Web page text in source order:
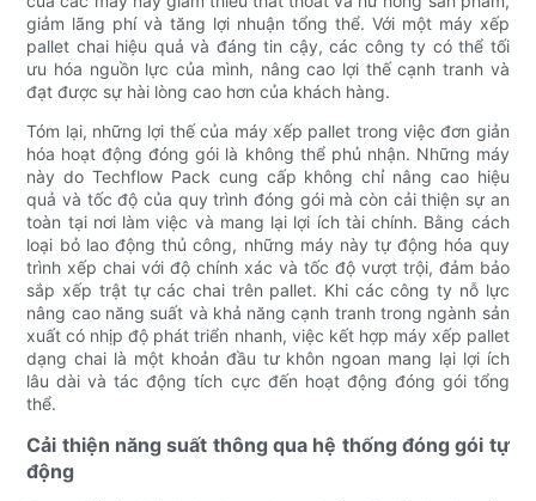
giảm lãng phí và tăng lợi nhuận tổng thể. Với một máy xếp
pallet chai hiệu quả và đáng tin cậy, các công ty có thể tối
ưu hóa nguồn lực của mình, nâng cao lợi thế cạnh tranh và
đạt được sự hài lòng cao hơn của khách hàng.
Tóm lại, những lợi thế của máy xếp pallet trong việc đơn giản
hóa hoạt động đóng gói là không thể phủ nhận. Những máy
này do Techflow Pack cung cấp không chỉ nâng cao hiệu
quả và tốc độ của quy trình đóng gói mà còn cải thiện sự an
toàn tại nơi làm việc và mang lại lợi ích tài chính. Bằng cách
loại bỏ lao động thủ công, những máy này tự động hóa quy
trình xếp chai với độ chính xác và tốc độ vượt trội, đảm bảo
sắp xếp trật tự các chai trên pallet. Khi các công ty nỗ lực
nâng cao năng suất và khả năng cạnh tranh trong ngành sản
xuất có nhịp độ phát triển nhanh, việc kết hợp máy xếp pallet
dạng chai là một khoản đầu tư khôn ngoan mang lại lợi ích
lâu dài và tác động tích cực đến hoạt động đóng gói tổng
thể.
Cải thiện năng suất thông qua hệ thống đóng gói tự
động